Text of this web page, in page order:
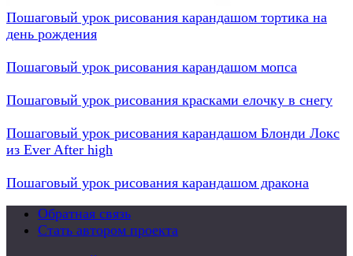
Пошаговый урок рисования карандашом тортика на
день рождения
Пошаговый урок рисования карандашом мопса
Пошаговый урок рисования красками елочку в снегу
Пошаговый урок рисования карандашом Блонди Локс
из Ever After high
Пошаговый урок рисования карандашом дракона
Обратная связь
Стать автором проекта